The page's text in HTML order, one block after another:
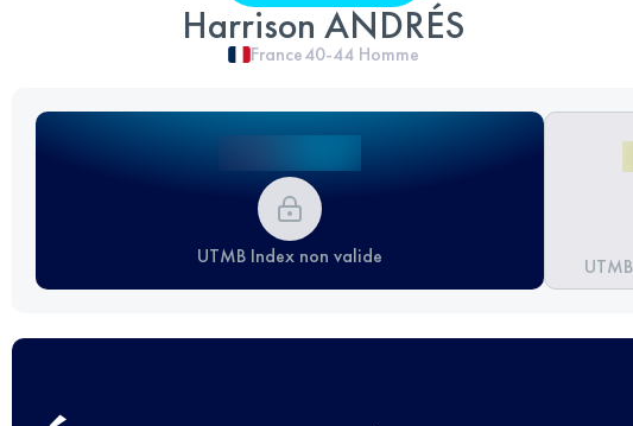
Harrison ANDRÉS
France40-44 Homme
UTMB Index non valide